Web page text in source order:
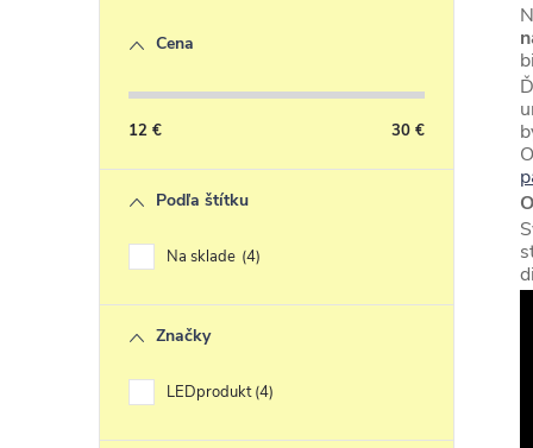
Cena
12 € 30 €
Podľa štítku
Na sklade 4
Značky
LEDprodukt 4
l
á
d
a
c
i
e
p
r